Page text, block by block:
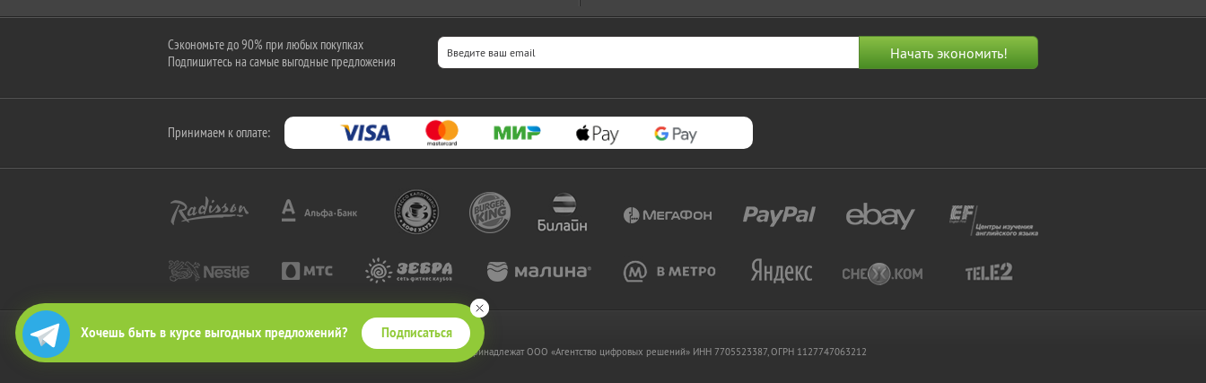
Хочешь быть в курсе выгодных предложений? Подписаться
Сэкономьте до 90% при любых покупках
Подпишитесь на самые выгодные предложения
Принимаем к оплате:
2010-2026 © КупиКупон. Все права защищены.
Все права на товарный знак "КупиКупон" и на сайт www.kupikupon.ru принадлежат OOO «Агентство цифровых решений» ИНН 7705523387, ОГРН 1127747063212